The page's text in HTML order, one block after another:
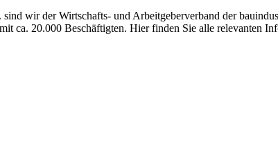
wir der Wirtschafts- und Arbeitgeberverband der
ca. 20.000 Beschäftigten. Hier finden Sie alle relevanten